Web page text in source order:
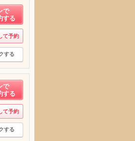
で
する
て予約
する
で
する
て予約
する